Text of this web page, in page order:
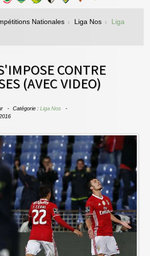
Nationales Liga Nos
Liga
CONTRE
(AVEC VIDEO)
Catégorie :Liga Nos